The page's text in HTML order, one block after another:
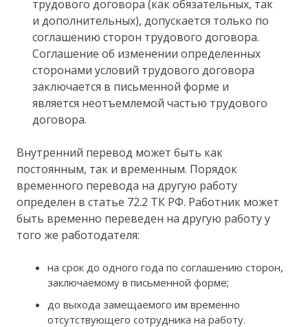
трудового договора (как обязательных, так
и дополнительных), допускается только по
соглашению сторон трудового договора.
Соглашение об изменении определенных
сторонами условий трудового договора
заключается в письменной форме и
является неотъемлемой частью трудового
договора.
Внутренний перевод может быть как
постоянным, так и временным. Порядок
временного перевода на другую работу
определен в статье 72.2 ТК РФ. Работник может
быть временно переведен на другую работу у
того же работодателя:
на срок до одного года по соглашению сторон,
заключаемому в письменной форме;
до выхода замещаемого им временно
отсутствующего сотрудника на работу.